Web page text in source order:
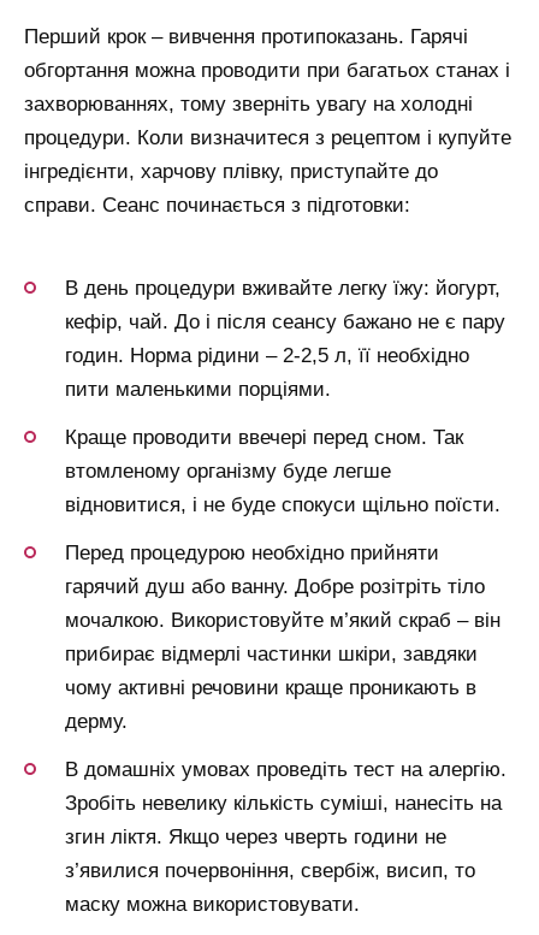
Перший крок – вивчення протипоказань. Гарячі
обгортання можна проводити при багатьох станах і
захворюваннях, тому зверніть увагу на холодні
процедури. Коли визначитеся з рецептом і купуйте
інгредієнти, харчову плівку, приступайте до
справи. Сеанс починається з підготовки:
В день процедури вживайте легку їжу: йогурт,
кефір, чай. До і після сеансу бажано не є пару
годин. Норма рідини – 2-2,5 л, її необхідно
пити маленькими порціями.
Краще проводити ввечері перед сном. Так
втомленому організму буде легше
відновитися, і не буде спокуси щільно поїсти.
Перед процедурою необхідно прийняти
гарячий душ або ванну. Добре розітріть тіло
мочалкою. Використовуйте м’який скраб – він
прибирає відмерлі частинки шкіри, завдяки
чому активні речовини краще проникають в
дерму.
В домашніх умовах проведіть тест на алергію.
Зробіть невелику кількість суміші, нанесіть на
згин ліктя. Якщо через чверть години не
з’явилися почервоніння, свербіж, висип, то
маску можна використовувати.